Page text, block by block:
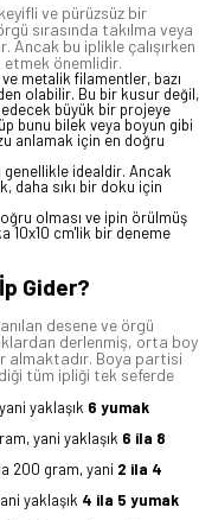
ve pürüzsüz bir
sırasında takılma veya
Ancak bu iplikle çalışırken
önemlidir.
metalik filamentler, bazı
olabilir. Bu bir kusur değil,
büyük bir projeye
bunu bilek veya boyun gibi
anlamak için en doğru
idealdir. Ancak
daha sıkı bir doku için
olması ve ipin örülmüş
10x10 cm'lik bir deneme
Gider?
desene ve örgü
derlenmiş, orta boy
almaktadır. Boya partisi
tüm ipliği tek seferde
yaklaşık 6 yumak
yani yaklaşık 6 ila 8
200 gram, yani 2 ila 4
yaklaşık 4 ila 5 yumak